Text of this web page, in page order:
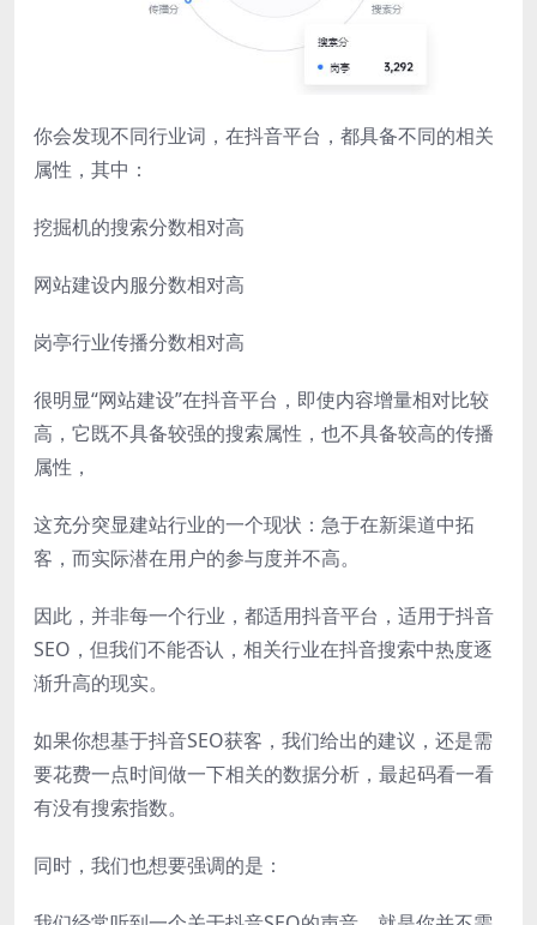
你会发现不同行业词，在抖音平台，都具备不同的相关
属性，其中：
挖掘机的搜索分数相对高
网站建设内服分数相对高
岗亭行业传播分数相对高
很明显“网站建设”在抖音平台，即使内容增量相对比较
高，它既不具备较强的搜索属性，也不具备较高的传播
属性，
这充分突显建站行业的一个现状：急于在新渠道中拓
客，而实际潜在用户的参与度并不高。
因此，并非每一个行业，都适用抖音平台，适用于抖音
SEO，但我们不能否认，相关行业在抖音搜索中热度逐
渐升高的现实。
如果你想基于抖音SEO获客，我们给出的建议，还是需
要花费一点时间做一下相关的数据分析，最起码看一看
有没有搜索指数。
同时，我们也想要强调的是：